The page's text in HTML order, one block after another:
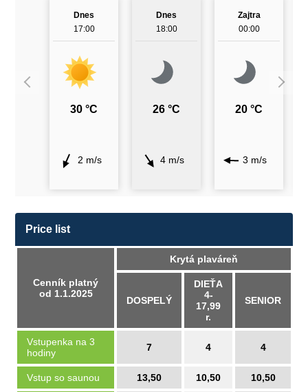
Dnes
17:00
30 °C
2 m/s
Dnes
18:00
26 °C
4 m/s
Zajtra
00:00
20 °C
3 m/s
Price list
Cenník platný
od 1.1.2025
Krytá plaváreň
DOSPELÝ
DIEŤA
4-
17,99
r.
SENIOR
Vstupenka na 3
hodiny
7 4 4
Vstup so saunou 13,50 10,50 10,50